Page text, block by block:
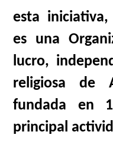
esta
es una
lucro,
religiosa de
fundada en
principal